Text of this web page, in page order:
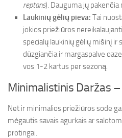
reptans). Dauguma jų
Laukinių gėlių pieva: Tai
jokios priežiūros
specialų laukinių gėlių mišinį ir
dūzgiančia ir margaspalve
vos 1-2 kartus per sezoną.
Minimalistinis Daržas
Net ir minimalios priežiūros sode
mėgautis savais agurkais ar
protingai.